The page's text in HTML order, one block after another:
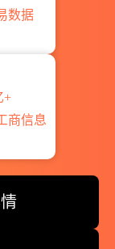
数据
+
商信息